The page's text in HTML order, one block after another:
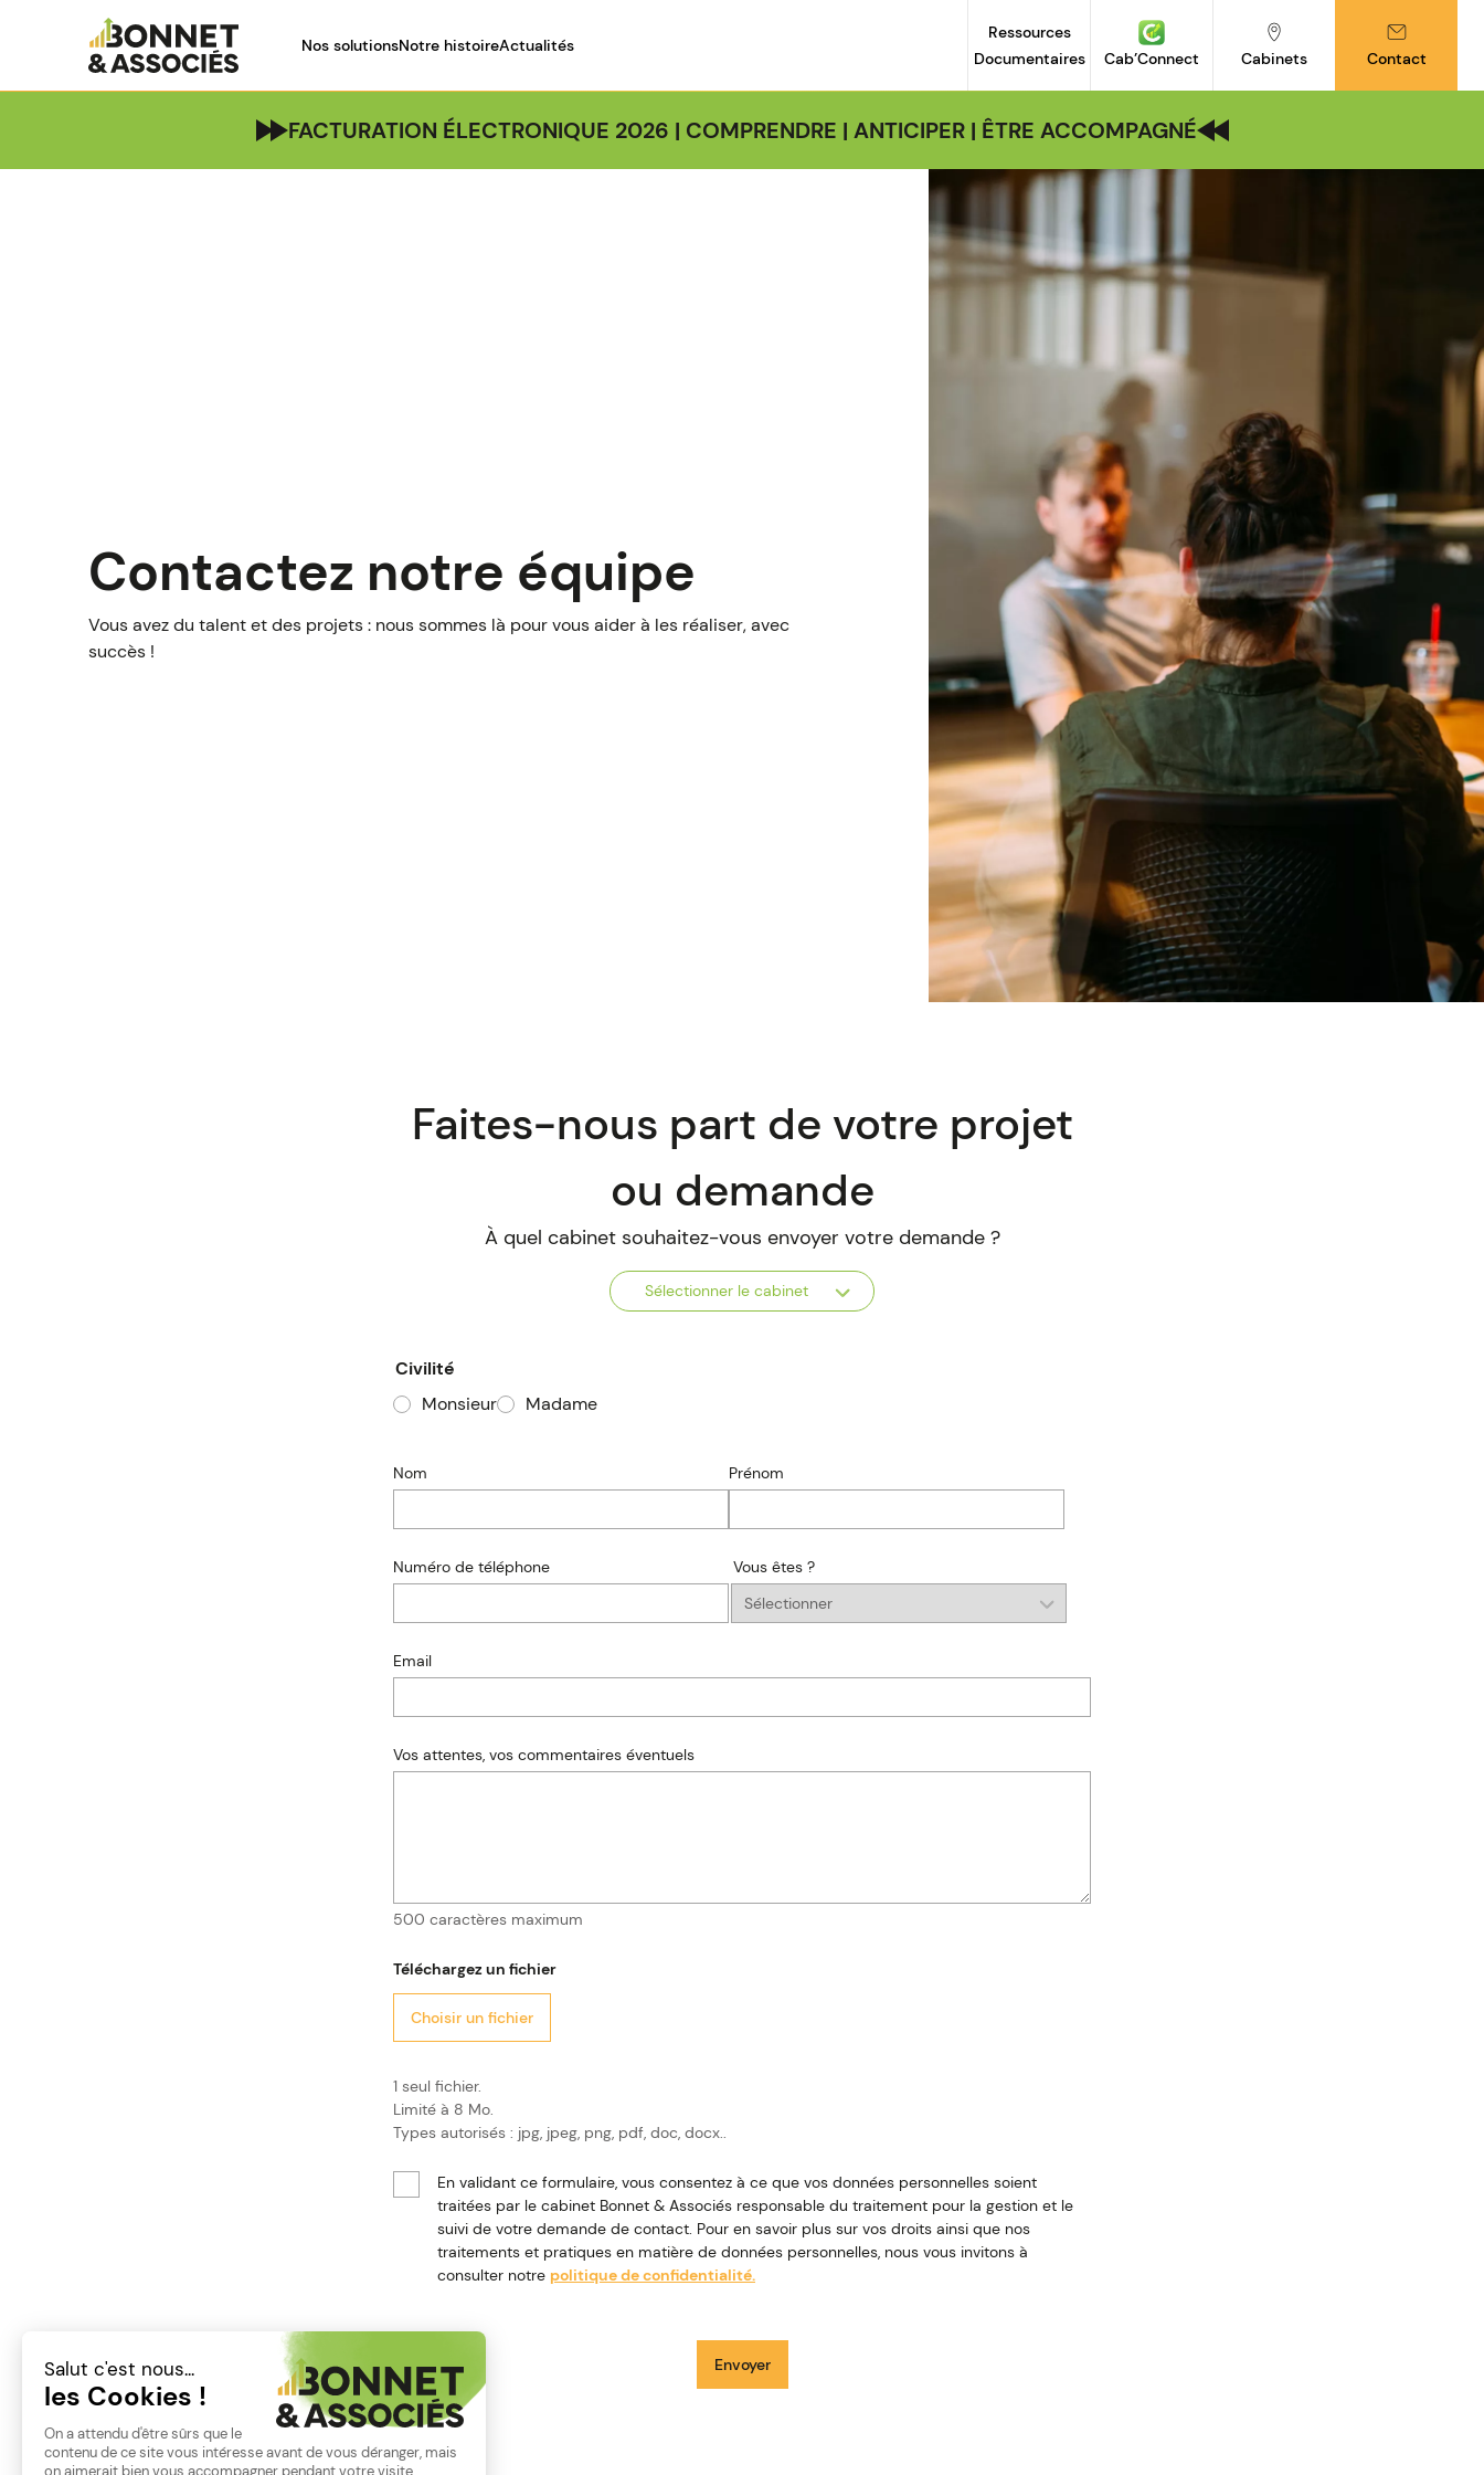
Nos solutionsNotre histoireActualités
Ressources
Documentaires
Cab’Connect Cabinets Contact
FACTURATION ÉLECTRONIQUE 2026 | COMPRENDRE | ANTICIPER | ÊTRE ACCOMPAGNÉ
Contactez notre équipe
Vous avez du talent et des projets : nous sommes là pour vous aider à les réaliser, avec
succès !
Faites-nous part de votre projet
ou demande
À quel cabinet souhaitez-vous envoyer votre demande ?
Sélectionner le cabinet
Sélectionner le cabinet
Civilité
Monsieur
Madame
Nom Prénom
Numéro de téléphone
Vous êtes ?
Vous
êtes
Email
Multiple
addresses
be
sent
cc
and
bcc
addresses
a
To
email
is
provided.
Vos attentes, vos commentaires éventuels
500 caractères maximum
Téléchargez un fichier
Choisir un fichier
1 seul fichier.
Limité à 8 Mo.
Types autorisés : jpg, jpeg, png, pdf, doc, docx..
Consentement
En validant ce formulaire, vous consentez à ce que vos données personnelles soient
traitées par le cabinet Bonnet & Associés responsable du traitement pour la gestion et le
suivi de votre demande de contact. Pour en savoir plus sur vos droits ainsi que nos
traitements et pratiques en matière de données personnelles, nous vous invitons à
consulter notre politique de confidentialité.